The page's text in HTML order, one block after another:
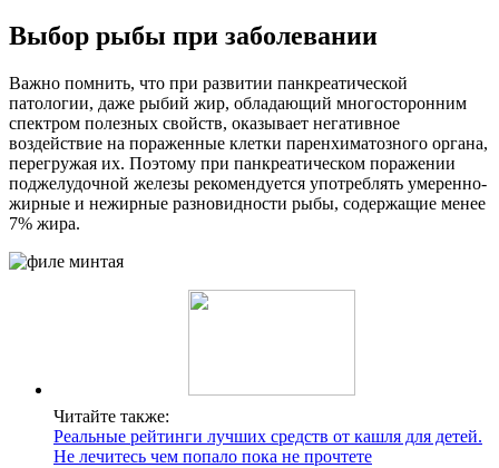
Выбор рыбы при заболевании
Важно помнить, что при развитии панкреатической
патологии, даже рыбий жир, обладающий многосторонним
спектром полезных свойств, оказывает негативное
воздействие на пораженные клетки паренхиматозного органа,
перегружая их. Поэтому при панкреатическом поражении
поджелудочной железы рекомендуется употреблять умеренно-
жирные и нежирные разновидности рыбы, содержащие менее
7% жира.
Читайте также:
Реальные рейтинги лучших средств от кашля для детей.
Не лечитесь чем попало пока не прочтете